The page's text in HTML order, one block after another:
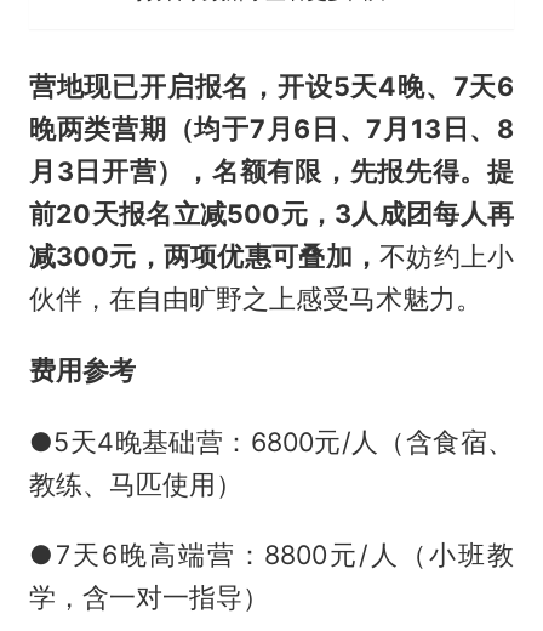
营地现已开启报名，开设5天4晚、7天6
晚两类营期（均于7月6日、7月13日、8
月3日开营），名额有限，先报先得。提
前20天报名立减500元，3人成团每人再
减300元，两项优惠可叠加，不妨约上小
伙伴，在自由旷野之上感受马术魅力。
费用参考
●5天4晚基础营：6800元/人（含食宿、
教练、马匹使用）
●7天6晚高端营：8800元/人（小班教
学，含一对一指导）